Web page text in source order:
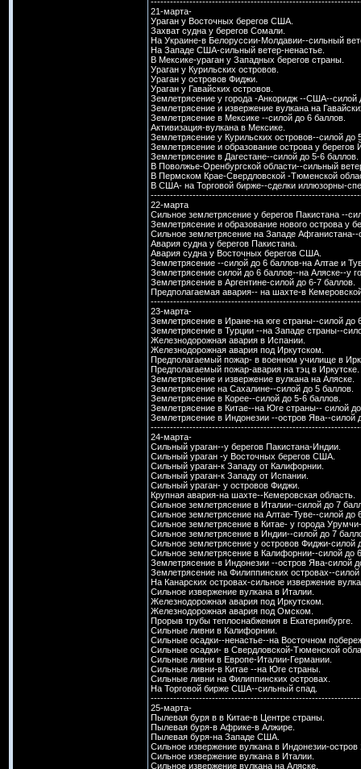
21-марта-
Ураган у Восточных берегов США.
Захват судна у берегов Сомали.
На Украине-в Белоруссии-Молдавии--сильный
На Западе США-сильный ветер-ненастье.
В Мексике-ураган у Западных берегов страны.
Ураган у Курильских островов.
Ураган у островов Фиджи.
Ураган у Гавайских островов.
Землетрясение у города -Анкоридж --США--силой
Землетрясение и извержение вулкана на
Землетрясение в Мексике --силой до 6 баллов.
Активизация-вулкана в Мексике.
Землетрясение у Курильских островов--силой до
Землетрясение и образование острова у берегов
Землетрясение в Дагестане--силой до 5-6 баллов.
В Поволжье-Оренбургской области--сильный
В Пермском Крае-Свердловской -Тюменской
В США- на Торговой бирже--сделки иллюзорны-
22-марта
Сильное землетрясение у берегов Пакистана --
Землетрясение и образование нового острова у
Сильное землетрясение на Западе Афганистана--
Авария судна у берегов Пакистана.
Авария судна у Восточных берегов США.
Землетрясение --силой до 6 баллов-на Алтае и
Землетрясение силой до 6 баллов--на Аляске--у
Землетрясение в Аргентине-силой до 6-7 баллов.
Предполагаемая авария-- на шахте-в
23-марта-
Землетрясение в Иране-на юге страны--силой до
Землетрясение в Турции --на Западе страны--
Железнодорожная авария в Испании.
Железнодорожная авария под Иркутском.
Предполагаемый пожар- в военном училище в
Предполагаемый пожар-авария на тэц в Иркутске.
Землетрясение и извержение вулкана на Аляске.
Землетрясение на Сахалине--силой до 5 баллов.
Землетрясение в Корее--силой до 5-6 баллов.
Землетрясение в Китае--на Юге страны-- силой
Землетрясение в Индонезии --остров Ява--силой
24-марта-
Сильный ураган--у берегов Пакистана-Индии.
Сильный ураган -у Восточных берегов США.
Сильный ураган-к Западу от Калифорнии.
Сильный ураган-к Западу от Испании.
Сильный ураган- у островов Фиджи.
Крупная авария-на шахте--Кемеровская область.
Сильное землетрясение в Италии--силой до 7
Сильное землетрясение на Алтае-Туве--силой до
Сильное землетрясение в Китае- у города
Сильное землетрясение в Индии--силой до 7
Сильное землетрясение у островов Фиджи-силой
Сильное землетрясение в Калифорнии--силой до
Землетрясение в Индонезии --остров Ява-силой
Землетрясение на Филиппинских островах--
На Канарских островах-сильное извержение
Сильное извержение вулкана в Италии.
Железнодорожная авария под Иркутском.
Железнодорожная авария под Омском.
Прорыв трубы теплоснабжения в Екатеринбурге.
Сильные ливни в Калифорнии.
Сильные осадки--ненастье--на Восточном
Сильные осадки- в Свердловской-Тюменской
Сильные ливни в Европе-Италии-Германии.
Сильные ливни-в Китае --на Юге страны.
Сильные ливни на Филиппинских островах.
На Торговой бирже США--сильный спад.
25-марта-
Пылевая буря в в Китае-в Центре страны.
Пылевая буря-в Африке-в Алжире.
Пылевая буря-на Западе США.
Сильное извержение вулкана в Индонезии-остров
Сильное извержение вулкана в Италии.
Сильное извержение вулкана на Аляске.